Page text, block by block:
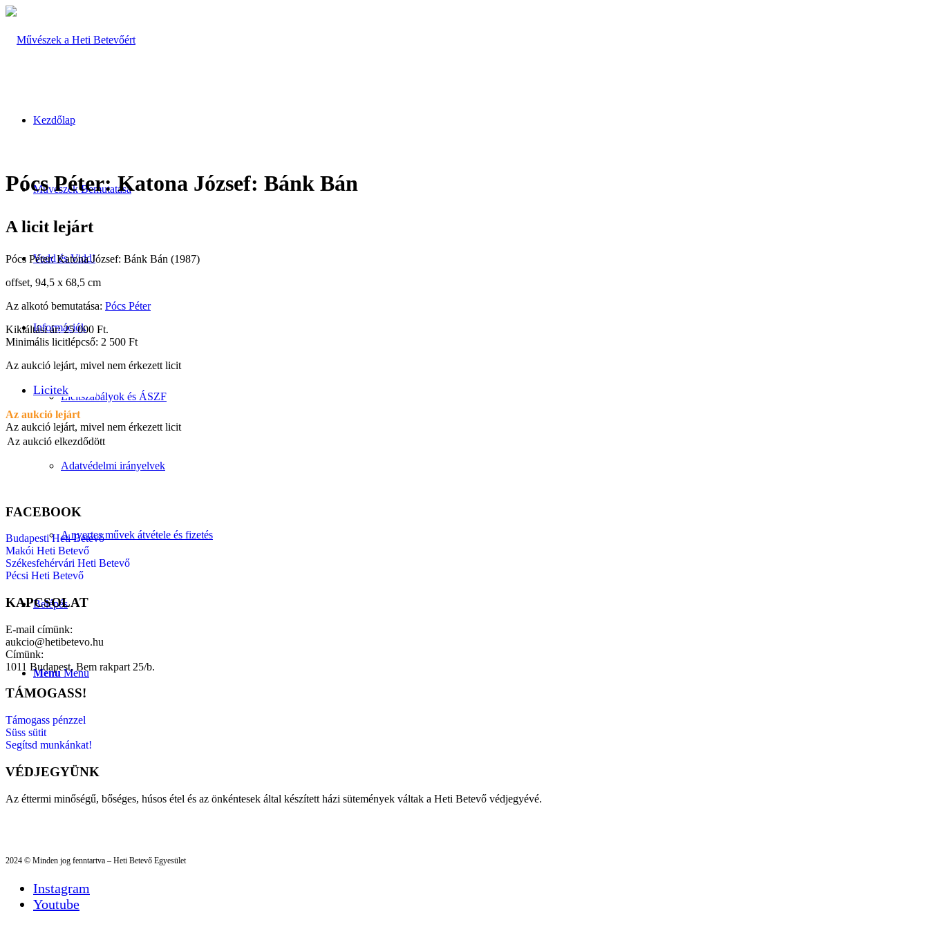
Kezdőlap
Művészek Bemutatása
Vedd és Vidd!
Információk
Licitszabályok és ÁSZF
Adatvédelmi irányelvek
A nyertes művek átvétele és fizetés
Belépés
Menu Menu
Pócs Péter: Katona József: Bánk Bán
A licit lejárt
Pócs Péter: Katona József: Bánk Bán (1987)
offset, 94,5 x 68,5 cm
Az alkotó bemutatása: Pócs Péter
Kikiáltási ár: 25 000 Ft.
Minimális licitlépcső: 2 500 Ft
Az aukció lejárt, mivel nem érkezett licit
Licitek
Az aukció lejárt
Az aukció lejárt, mivel nem érkezett licit
Az aukció elkezdődött
FACEBOOK
Budapesti Heti Betevő
Makói Heti Betevő
Székesfehérvári Heti Betevő
Pécsi Heti Betevő
KAPCSOLAT
E-mail címünk:
aukcio@hetibetevo.hu
Címünk:
1011 Budapest, Bem rakpart 25/b.
TÁMOGASS!
Támogass pénzzel
Süss sütit
Segítsd munkánkat!
VÉDJEGYÜNK
Az éttermi minőségű, bőséges, húsos étel és az önkéntesek által készített házi sütemények váltak a Heti Betevő védjegyévé.
2024 © Minden jog fenntartva – Heti Betevő Egyesület
Instagram
Youtube